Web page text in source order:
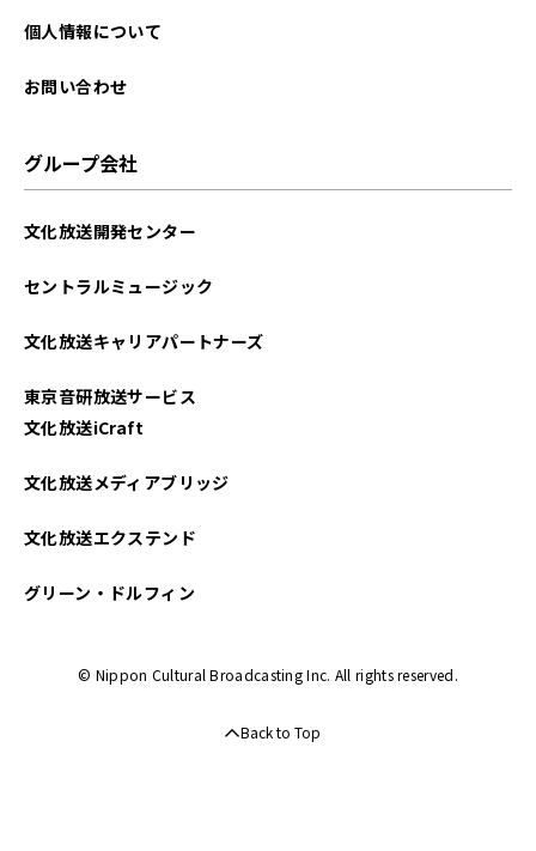
個人情報について
お問い合わせ
グループ会社
文化放送開発センター
セントラルミュージック
文化放送キャリアパートナーズ
東京音研放送サービス
文化放送iCraft
文化放送メディアブリッジ
文化放送エクステンド
グリーン・ドルフィン
© Nippon Cultural Broadcasting Inc. All rights reserved.
Back to Top